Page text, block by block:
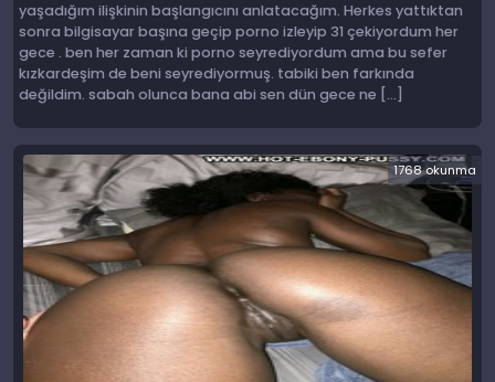
yaşadığım ilişkinin başlangıcını anlatacağım. Herkes yattıktan
sonra bilgisayar başına geçip porno izleyip 31 çekiyordum her
gece . ben her zaman ki porno seyrediyordum ama bu sefer
kızkardeşim de beni seyrediyormuş. tabiki ben farkında
değildim. sabah olunca bana abi sen dün gece ne […]
1768 okunma